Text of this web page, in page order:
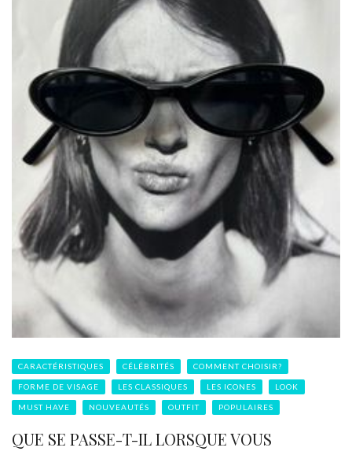
CARACTÉRISTIQUES CÉLÉBRITÉS COMMENT CHOISIR?
FORME DE VISAGE LES CLASSIQUES LES ICONES LOOK
MUST HAVE NOUVEAUTÉS OUTFIT POPULAIRES
QUE SE PASSE-T-IL LORSQUE VOUS